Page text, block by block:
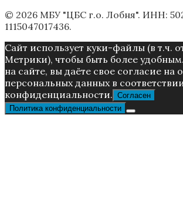
© 2026 МБУ "ЦБС г.о. Лобня". ИНН:
1115047017436.
Caйт иcпoльзуeт куки-фaйлы (в т.ч.
Метрики), чтoбы быть более
нa caйтe, вы дaётe cвoe coглacиe нa
пepcoнaльныx дaнныx в
конфиденциальности. Согласен
Политика конфиденциальности